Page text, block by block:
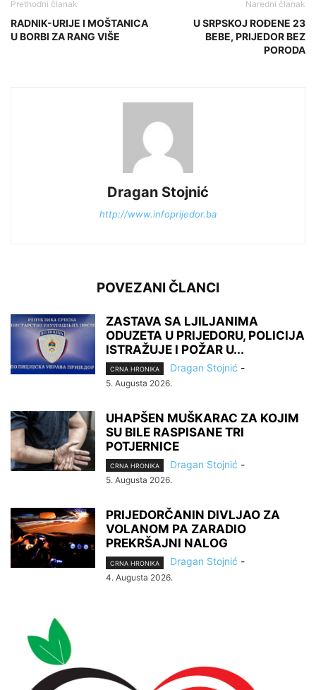
Prethodni članak
RADNIK-URIJE I MOŠTANICA
U BORBI ZA RANG VIŠE
Naredni članak
U SRPSKOJ ROĐENE 23
BEBE, PRIJEDOR BEZ
PORODA
Dragan Stojnić
http://www.infoprijedor.ba
POVEZANI ČLANCI
ZASTAVA SA LJILJANIMA
ODUZETA U PRIJEDORU, POLICIJA
ISTRAŽUJE I POŽAR U...
CRNA HRONIKA Dragan Stojnić -
5. Augusta 2026.
UHAPŠEN MUŠKARAC ZA KOJIM
SU BILE RASPISANE TRI
POTJERNICE
CRNA HRONIKA Dragan Stojnić -
5. Augusta 2026.
PRIJEDORČANIN DIVLJAO ZA
VOLANOM PA ZARADIO
PREKRŠAJNI NALOG
CRNA HRONIKA Dragan Stojnić -
4. Augusta 2026.